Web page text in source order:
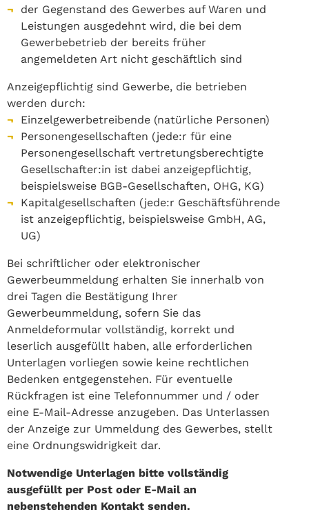
der Gegenstand des Gewerbes auf Waren und
Leistungen ausgedehnt wird, die bei dem
Gewerbebetrieb der bereits früher
angemeldeten Art nicht geschäftlich sind
Anzeigepflichtig sind Gewerbe, die betrieben
werden durch:
Einzelgewerbetreibende (natürliche Personen)
Personengesellschaften (jede:r für eine
Personengesellschaft vertretungsberechtigte
Gesellschafter:in ist dabei anzeigepflichtig,
beispielsweise BGB-Gesellschaften, OHG, KG)
Kapitalgesellschaften (jede:r Geschäftsführende
ist anzeigepflichtig, beispielsweise GmbH, AG,
UG)
Bei schriftlicher oder elektronischer
Gewerbeummeldung erhalten Sie innerhalb von
drei Tagen die Bestätigung Ihrer
Gewerbeummeldung, sofern Sie das
Anmeldeformular vollständig, korrekt und
leserlich ausgefüllt haben, alle erforderlichen
Unterlagen vorliegen sowie keine rechtlichen
Bedenken entgegenstehen. Für eventuelle
Rückfragen ist eine Telefonnummer und / oder
eine E-Mail-Adresse anzugeben. Das Unterlassen
der Anzeige zur Ummeldung des Gewerbes, stellt
eine Ordnungswidrigkeit dar.
Notwendige Unterlagen bitte vollständig
ausgefüllt per Post oder E-Mail an
nebenstehenden Kontakt senden.